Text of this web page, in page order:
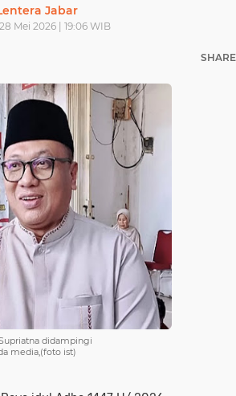
Jabar
Mei 2026 | 19:06 WIB
SHARE
didampingi
media,(foto ist)